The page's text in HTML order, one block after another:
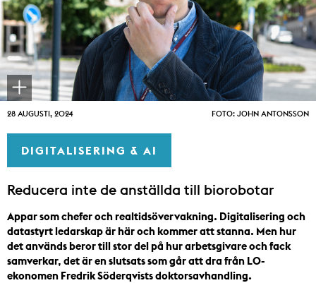
28 AUGUSTI, 2024 FOTO: JOHN ANTONSSON
DIGITALISERING & AI
Reducera inte de anställda till biorobotar
Appar som chefer och realtidsövervakning. Digitalisering och
datastyrt ledarskap är här och kommer att stanna. Men hur
det används beror till stor del på hur arbetsgivare och fack
samverkar, det är en slutsats som går att dra från LO-
ekonomen Fredrik Söderqvists doktorsavhandling.